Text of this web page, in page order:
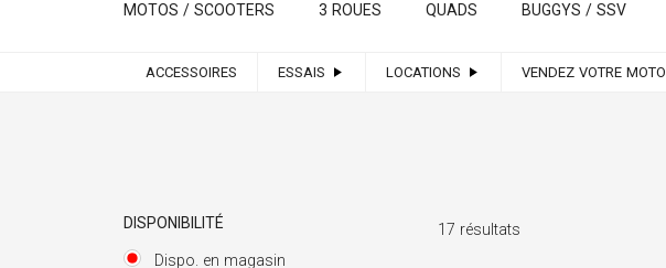
MOTOS / SCOOTERS 3 ROUES QUADS BUGGYS / SSV
ACCESSOIRES ESSAIS LOCATIONS VENDEZ VOTRE MOTO
DISPONIBILITÉ
Dispo. en magasin
17 résultats